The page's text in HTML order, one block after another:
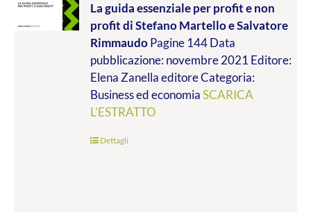
prezzo:
da
€9.99
a
€19.00
La guida essenziale per profit e non
profitdi Stefano Martello e Salvatore
RimmaudoPagine 144 Data
pubblicazione: novembre 2021 Editore:
Elena Zanella editore Categoria:
Business ed economiaSCARICA
L'ESTRATTO
Dettagli